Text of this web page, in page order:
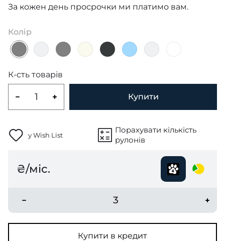
За кожен день просрочки ми платимо вам.
Колір
К-сть товарів
Купити
у Wish List
Порахувати кількість
рулонів
₴/міс.
3
Купити в кредит